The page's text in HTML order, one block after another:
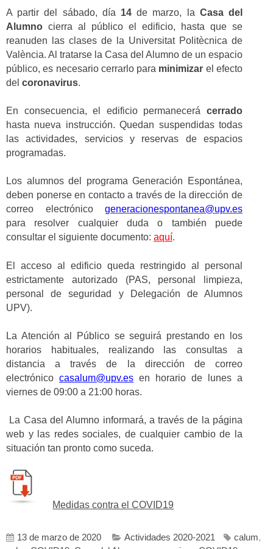
A partir del sábado, día 14 de marzo, la Casa del
Alumno cierra al público el edificio, hasta que se
reanuden las clases de la Universitat Politècnica de
València. Al tratarse la Casa del Alumno de un espacio
público, es necesario cerrarlo para minimizar el efecto
del coronavirus.
En consecuencia, el edificio permanecerá cerrado
hasta nueva instrucción. Quedan suspendidas todas
las actividades, servicios y reservas de espacios
programadas.
Los alumnos del programa Generación Espontánea,
deben ponerse en contacto a través de la dirección de
correo electrónico generacionespontanea@upv.es
para resolver cualquier duda o también puede
consultar el siguiente documento: aquí.
El acceso al edificio queda restringido al personal
estrictamente autorizado (PAS, personal limpieza,
personal de seguridad y Delegación de Alumnos
UPV).
La Atención al Público se seguirá prestando en los
horarios habituales, realizando las consultas a
distancia a través de la dirección de correo
electrónico casalum@upv.es en horario de lunes a
viernes de 09:00 a 21:00 horas.
La Casa del Alumno informará, a través de la página
web y las redes sociales, de cualquier cambio de la
situación tan pronto como suceda.
Medidas contra el COVID19
13 de marzo de 2020 Actividades 2020-2021 calum,